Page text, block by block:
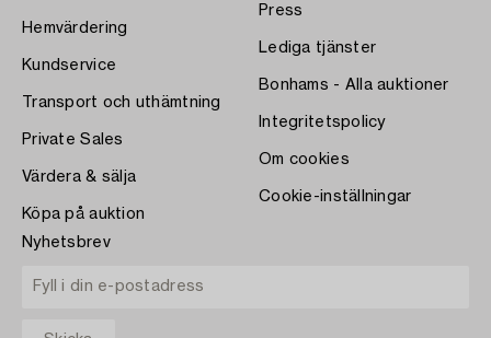
Hemvärdering
Kundservice
Transport och uthämtning
Private Sales
Värdera & sälja
Köpa på auktion
Press
Lediga tjänster
Bonhams - Alla auktioner
Integritetspolicy
Om cookies
Cookie-inställningar
Nyhetsbrev